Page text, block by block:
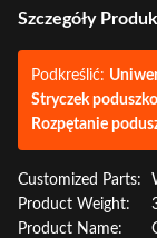
Szczegóły
Podkreślić:
Stryczek
Rozpętanie
Customized Parts:
Product Weight:
Product Name: